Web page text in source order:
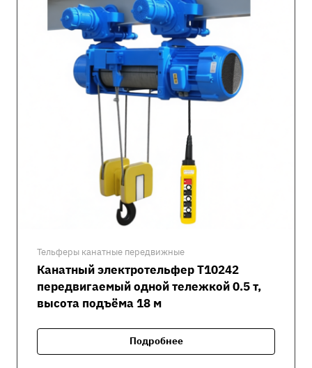
Тельферы канатные передвижные
Канатный электротельфер Т10242
передвигаемый одной тележкой 0.5 т,
высота подъёма 18 м
Подробнее